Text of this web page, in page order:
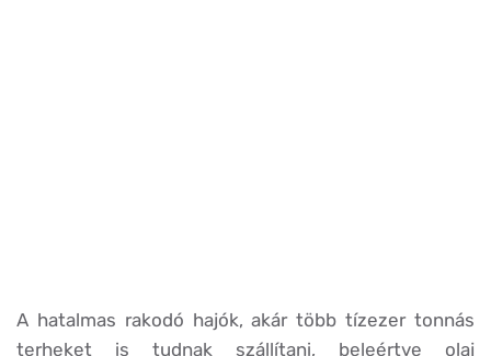
A hatalmas rakodó hajók, akár több tízezer tonnás
terheket is tudnak szállítani, beleértve olaj